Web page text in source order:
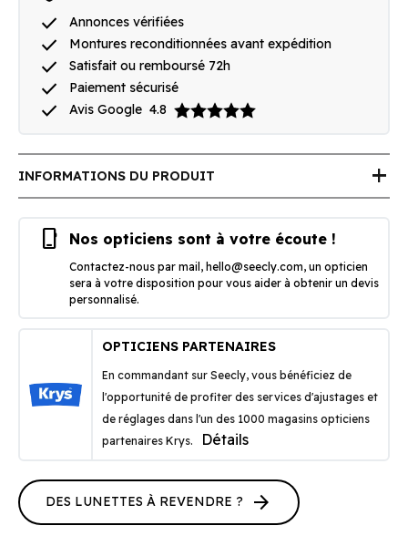
done Annonces vérifiées
done Montures reconditionnées avant expédition
done Satisfait ou remboursé 72h
done Paiement sécurisé
done Avis Google 4.8
INFORMATIONS DU PRODUIT add
phone_iphone Nos opticiens sont à votre écoute !
Contactez-nous par mail, hello@seecly.com, un opticien
sera à votre disposition pour vous aider à obtenir un devis
personnalisé.
OPTICIENS PARTENAIRES
En commandant sur Seecly, vous bénéficiez de
l'opportunité de profiter des services d'ajustages et
de réglages dans l'un des 1000 magasins opticiens
partenaires Krys.
Détails
DES LUNETTES À REVENDRE ? arrow_forward